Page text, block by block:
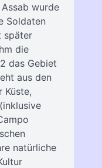
wurde
Soldaten
später
die
das Gebiet
aus den
Küste,
natürliche